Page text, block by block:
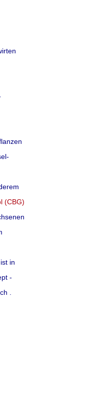
Schlafstörungen
der Behandlung
Doch diese wirken
gefährliche
Lichtherapie
(CBG)
in
-
.